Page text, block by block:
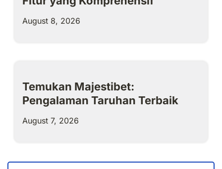
August 8, 2026
Temukan Majestibet:
Pengalaman Taruhan Terbaik
August 7, 2026